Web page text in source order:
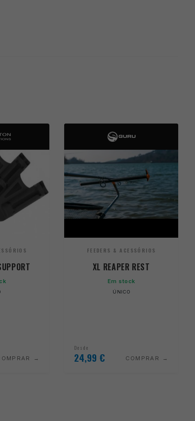
FEEDERS & ACESSÓRIOS
XL REAPER REST
Em stock
ÚNICO
Desde
24,99 € COMPRAR